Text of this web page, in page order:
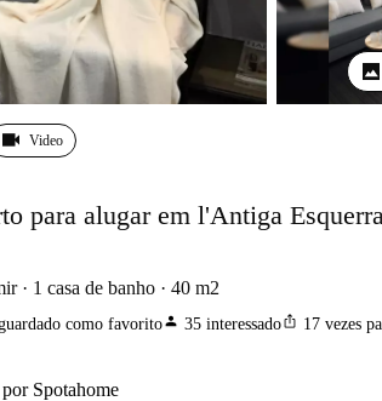
Video
para alugar em l'Antiga
1 casa de banho 40 m2
como favoritoperson 35 interessadoios_share 17 vezes
por Spotahome